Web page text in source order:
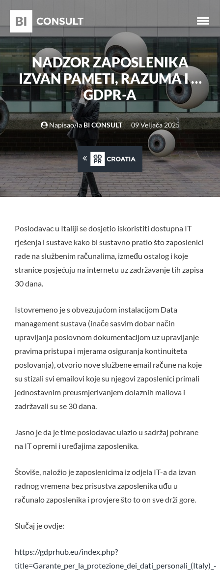
NADZOR ZAPOSLENIKA
IZVAN PAMETI, RAZUMA I …
GDPR-A
Napisao/laBI CONSULT 09 Veljača 2025
Poslodavac u Italiji se dosjetio iskoristiti dostupna IT
rješenja i sustave kako bi sustavno pratio što zaposlenici
rade na službenim računalima, između ostalog i koje
stranice posjećuju na internetu uz zadržavanje tih zapisa
30 dana.
Istovremeno je s obvezujućom instalacijom Data
management sustava (inače sasvim dobar način
upravljanja poslovnom dokumentacijom uz upravljanje
pravima pristupa i mjerama osiguranja kontinuiteta
poslovanja), otvorio nove službene email račune na koje
su stizali svi emailovi koje su njegovi zaposlenici primali
jednostavnim preusmjerivanjem dolaznih mailova i
zadržavali su se 30 dana.
Jasno je da je time poslodavac ulazio u sadržaj pohrane
na IT opremi i uređajima zaposlenika.
Štoviše, naložio je zaposlenicima iz odjela IT-a da izvan
radnog vremena bez prisustva zaposlenika uđu u
računalo zaposlenika i provjere što to on sve drži gore.
Slučaj je ovdje:
https://gdprhub.eu/index.php?
title=Garante_per_la_protezione_dei_dati_personali_(Italy)_-